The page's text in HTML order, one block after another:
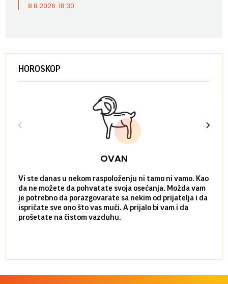
8.8.2026. 18:30
HOROSKOP
OVAN
Vi ste danas u nekom raspoloženju ni tamo ni vamo. Kao
da ne možete da pohvatate svoja osećanja. Možda vam
je potrebno da porazgovarate sa nekim od prijatelja i da
ispričate sve ono što vas muči. A prijalo bi vam i da
prošetate na čistom vazduhu.